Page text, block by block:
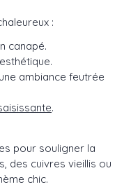
:
canapé.
ambiance feutrée
.
pour souligner la
des cuivres vieillis ou
chic.